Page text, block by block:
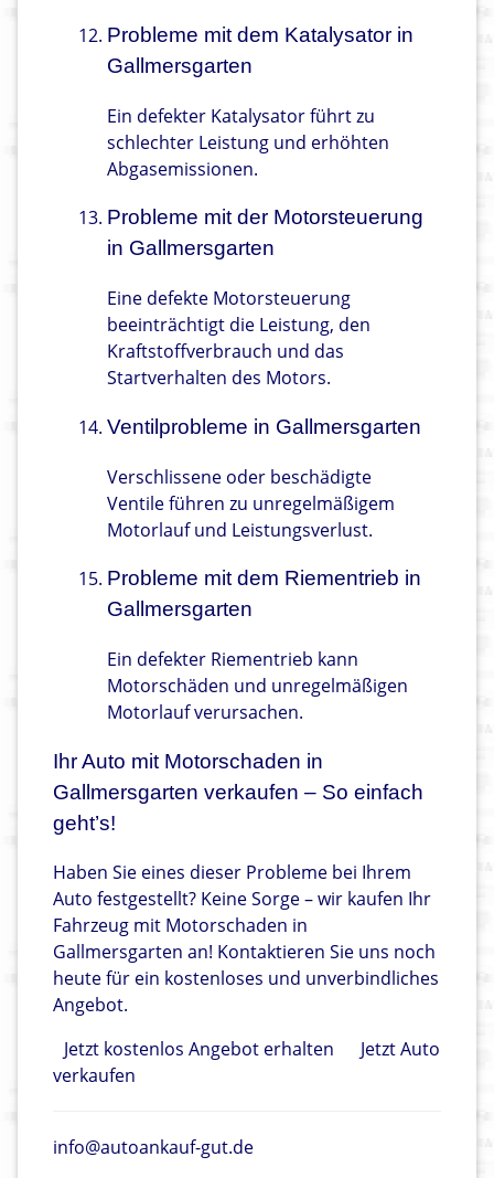
Probleme mit dem Katalysator in
Gallmersgarten
Ein defekter Katalysator führt zu
schlechter Leistung und erhöhten
Abgasemissionen.
Probleme mit der Motorsteuerung
in Gallmersgarten
Eine defekte Motorsteuerung
beeinträchtigt die Leistung, den
Kraftstoffverbrauch und das
Startverhalten des Motors.
Ventilprobleme in Gallmersgarten
Verschlissene oder beschädigte
Ventile führen zu unregelmäßigem
Motorlauf und Leistungsverlust.
Probleme mit dem Riementrieb in
Gallmersgarten
Ein defekter Riementrieb kann
Motorschäden und unregelmäßigen
Motorlauf verursachen.
Ihr Auto mit Motorschaden in
Gallmersgarten verkaufen – So einfach
geht’s!
Haben Sie eines dieser Probleme bei Ihrem
Auto festgestellt? Keine Sorge – wir kaufen Ihr
Fahrzeug mit Motorschaden in
Gallmersgarten an! Kontaktieren Sie uns noch
heute für ein kostenloses und unverbindliches
Angebot.
Jetzt kostenlos Angebot erhalten
Jetzt Auto
verkaufen
info@autoankauf-gut.de